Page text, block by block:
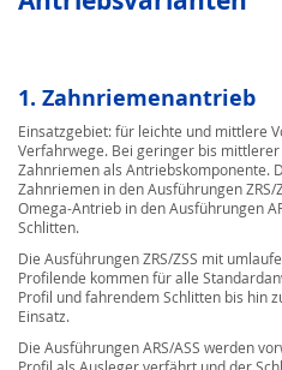
1. Zahnriemenantrieb
Einsatzgebiet: für leichte und mittlere
Verfahrwege. Bei geringer bis
Zahnriemen als Antriebskomponente.
Zahnriemen in den Ausführungen
Omega-Antrieb in den Ausführungen
Schlitten.
Die Ausführungen ZRS/ZSS mit
Profilende kommen für alle
Profil und fahrendem Schlitten bis hin
Einsatz.
Die Ausführungen ARS/ASS werden